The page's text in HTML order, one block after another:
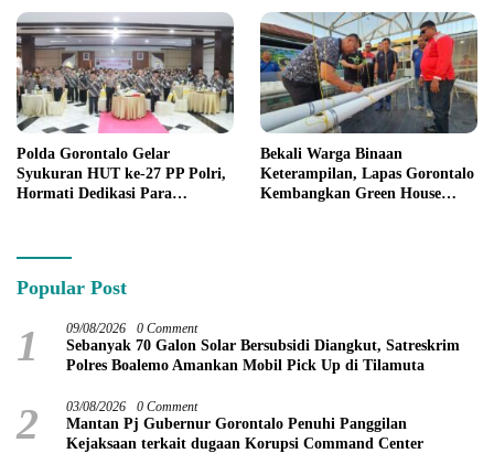
Polda Gorontalo Gelar
Syukuran HUT ke-27 PP Polri,
Hormati Dedikasi Para
Bekali Warga Binaan
Keterampilan, Lapas Gorontalo
Kembangkan Green House
Popular Post
1 09/08/2026 0 Comment
Sebanyak 70 Galon Solar Bersubsidi Diangkut, Satreskrim
Polres Boalemo Amankan Mobil Pick Up di Tilamuta
2 03/08/2026 0 Comment
Mantan Pj Gubernur Gorontalo Penuhi Panggilan
Kejaksaan terkait dugaan Korupsi Command Center